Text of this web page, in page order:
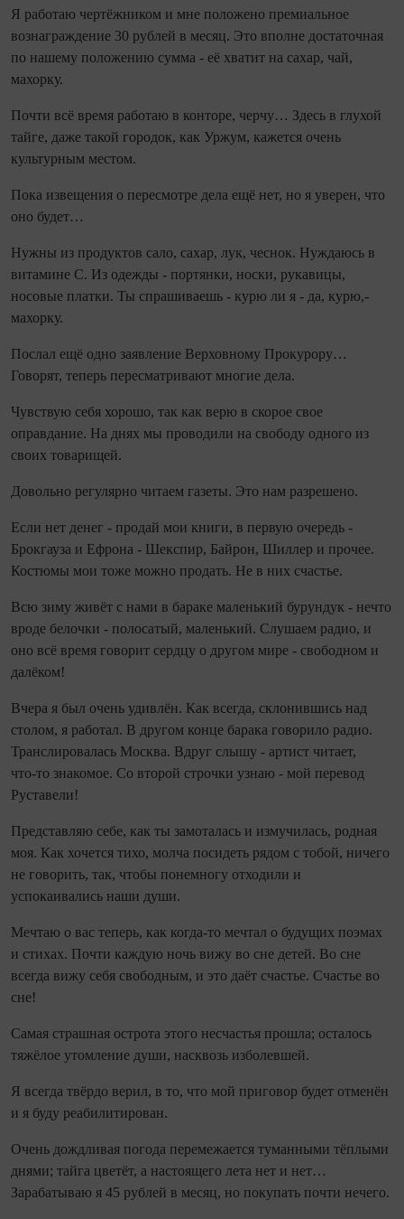
Я работаю чертёжником и мне положено премиальное
вознаграждение 30 рублей в месяц. Это вполне достаточная
по нашему положению сумма - её хватит на сахар, чай,
махорку.
Почти всё время работаю в конторе, черчу… Здесь в глухой
тайге, даже такой городок, как Уржум, кажется очень
культурным местом.
Пока извещения о пересмотре дела ещё нет, но я уверен, что
оно будет…
Нужны из продуктов сало, сахар, лук, чеснок. Нуждаюсь в
витамине С. Из одежды - портянки, носки, рукавицы,
носовые платки. Ты спрашиваешь - курю ли я - да, курю,-
махорку.
Послал ещё одно заявление Верховному Прокурору…
Говорят, теперь пересматривают многие дела.
Чувствую себя хорошо, так как верю в скорое свое
оправдание. На днях мы проводили на свободу одного из
своих товарищей.
Довольно регулярно читаем газеты. Это нам разрешено.
Если нет денег - продай мои книги, в первую очередь -
Брокгауза и Ефрона - Шекспир, Байрон, Шиллер и прочее.
Костюмы мои тоже можно продать. Не в них счастье.
Всю зиму живёт с нами в бараке маленький бурундук - нечто
вроде белочки - полосатый, маленький. Слушаем радио, и
оно всё время говорит сердцу о другом мире - свободном и
далёком!
Вчера я был очень удивлён. Как всегда, склонившись над
столом, я работал. В другом конце барака говорило радио.
Транслировалась Москва. Вдруг слышу - артист читает,
что‑то знакомое. Со второй строчки узнаю - мой перевод
Руставели!
Представляю себе, как ты замоталась и измучилась, родная
моя. Как хочется тихо, молча посидеть рядом с тобой, ничего
не говорить, так, чтобы понемногу отходили и
успокаивались наши души.
Мечтаю о вас теперь, как когда‑то мечтал о будущих поэмах
и стихах. Почти каждую ночь вижу во сне детей. Во сне
всегда вижу себя свободным, и это даёт счастье. Счастье во
сне!
Самая страшная острота этого несчастья прошла; осталось
тяжёлое утомление души, насквозь изболевшей.
Я всегда твёрдо верил, в то, что мой приговор будет отменён
и я буду реабилитирован.
Очень дождливая погода перемежается туманными тёплыми
днями; тайга цветёт, а настоящего лета нет и нет…
Зарабатываю я 45 рублей в месяц, но покупать почти нечего.